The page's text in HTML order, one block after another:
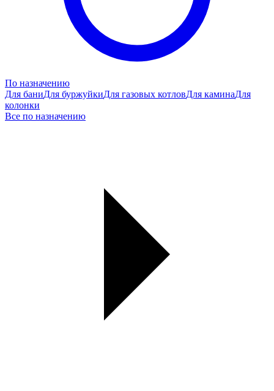
По назначению
Для баниДля буржуйкиДля газовых котловДля каминаДля
колонки
Все по назначению